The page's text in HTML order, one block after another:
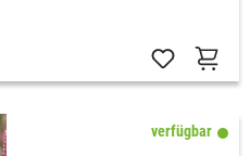
verfügbar